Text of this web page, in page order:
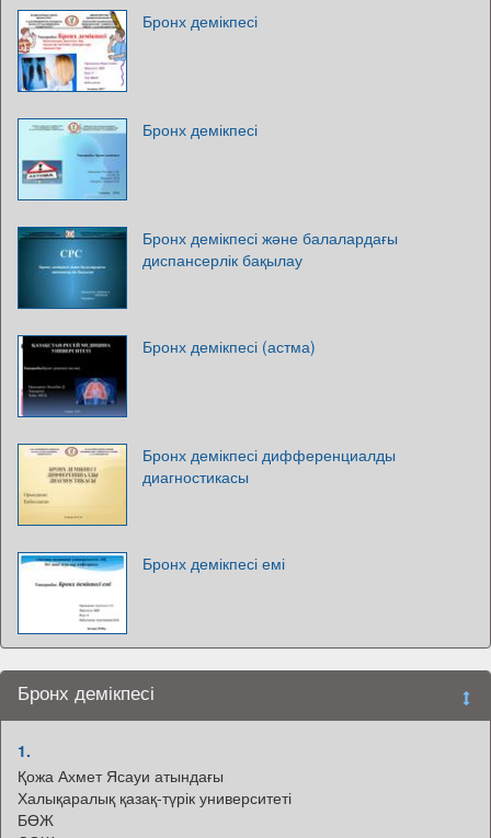
Бронх демікпесі
Бронх демікпесі
Бронх демікпесі және балалардағы
диспансерлік бақылау
Бронх демікпесі (астма)
Бронх демікпесі дифференциалды
диагностикасы
Бронх демікпесі емі
Бронх демікпесі
1.
Қожа Ахмет Ясауи атындағы
Халықаралық қазақ-түрік университеті
БӨЖ